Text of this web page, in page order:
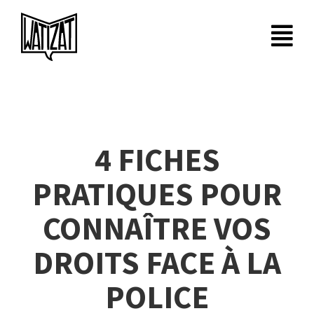
Passer
contenu
4 FICHES
PRATIQUES POUR
CONNAÎTRE VOS
DROITS FACE À LA
POLICE